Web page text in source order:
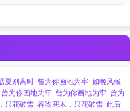
夏别离时 曾为你画地为牢 如晚风候
曾为你画地为牢 曾为你画地为牢 曾为
只花破雪 春吻寒木，只花破雪 此后